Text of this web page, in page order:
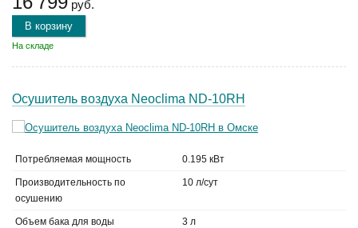
руб.
В корзину
На складе
Осушитель воздуха Neoclima ND-10RH
Потребляемая мощность 0.195 кВт
Производительность по
осушению
10 л/сут
Объем бака для воды 3 л